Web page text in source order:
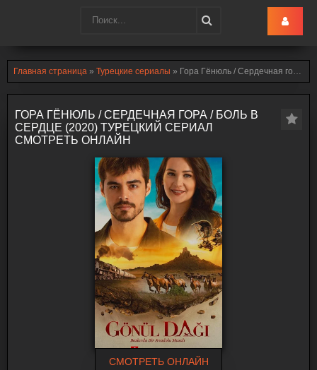
Главная страница » Турецкие сериалы » Гора Гёнюль / Сердечная гора / Боль в сердце (2020)
ГОРА ГЁНЮЛЬ / СЕРДЕЧНАЯ ГОРА / БОЛЬ В
СЕРДЦЕ (2020) ТУРЕЦКИЙ СЕРИАЛ
СМОТРЕТЬ ОНЛАЙН
СМОТРЕТЬ ОНЛАЙН
Turk-Ru.lol